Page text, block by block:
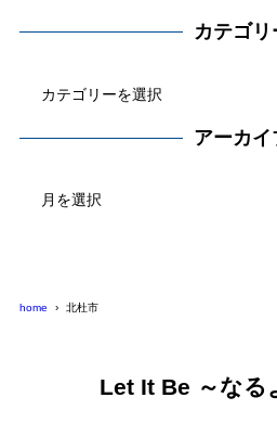
カテゴリ
アーカイ
home 北杜市
Let It Be ～なる